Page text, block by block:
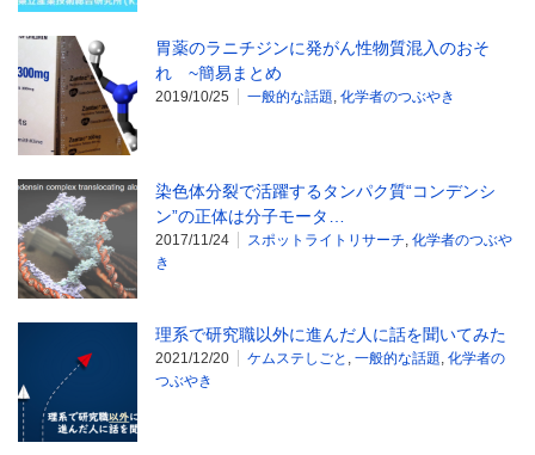
胃薬のラニチジンに発がん性物質混入のおそ
れ ~簡易まとめ
2019/10/25 一般的な話題 化学者のつぶやき
染色体分裂で活躍するタンパク質“コンデンシ
ン”の正体は分子モータ…
2017/11/24 スポットライトリサーチ 化学者のつぶや
き
理系で研究職以外に進んだ人に話を聞いてみた
2021/12/20 ケムステしごと 一般的な話題 化学者の
つぶやき